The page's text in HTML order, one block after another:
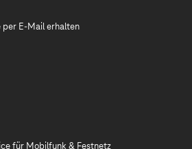
E-Mail erhalten
für Mobilfunk & Festnetz